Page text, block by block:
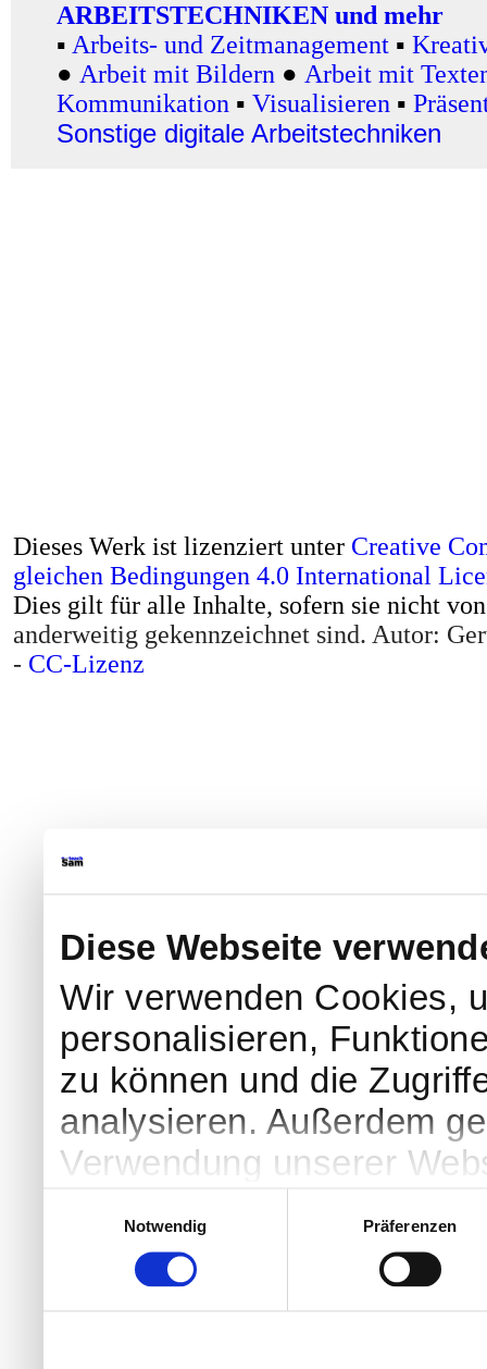
Diese Webseite
Wir verwenden Cookies,
personalisieren,
zu können und die
analysieren. Außerdem
Verwendung unserer
Partner führen diese
weiteren Daten
Notwendig
Präferenzen
ARBEITSTECHNIKEN und mehr
▪ Arbeits- und Zeitmanagement ▪
● Arbeit mit Bildern ● Arbeit mit
Kommunikation ▪ Visualisieren ▪
Sonstige digitale Arbeitstechniken
Dieses Werk ist lizenziert unter Creative
gleichen Bedingungen 4.0 International
Dies gilt für alle Inhalte, sofern sie nicht
anderweitig gekennzeichnet sind. Autor:
- CC-Lizenz